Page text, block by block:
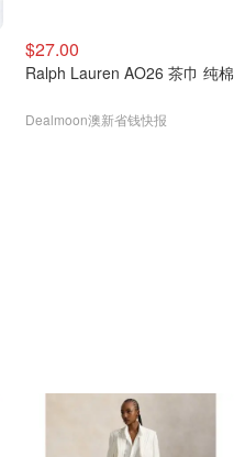
$27.00
Ralph Lauren AO26 茶巾 纯棉
Dealmoon澳新省钱快报